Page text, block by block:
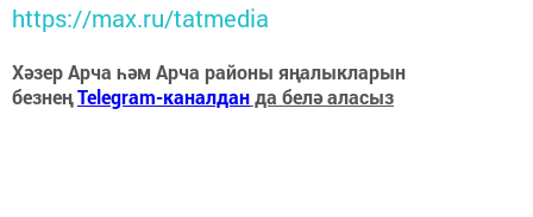
https://max.ru/tatmedia
Хәзер Арча һәм Арча районы яңалыкларын
безнеңTelegram-каналданда белә аласыз